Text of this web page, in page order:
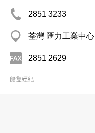
2851 3233
荃灣 匯力工業中心
2851 2629
船隻經紀